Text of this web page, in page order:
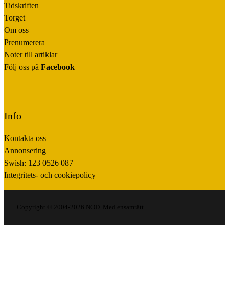
Tidskriften
Torget
Om oss
Prenumerera
Noter till artiklar
Följ oss på Facebook
Info
Kontakta oss
Annonsering
Swish: 123 0526 087
Integritets- och cookiepolicy
Copyright © 2004-2026 NOD. Med ensamrätt.